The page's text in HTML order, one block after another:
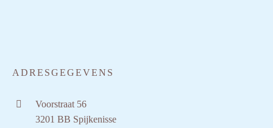
ADRESGEGEVENS
Voorstraat 56
3201 BB Spijkenisse